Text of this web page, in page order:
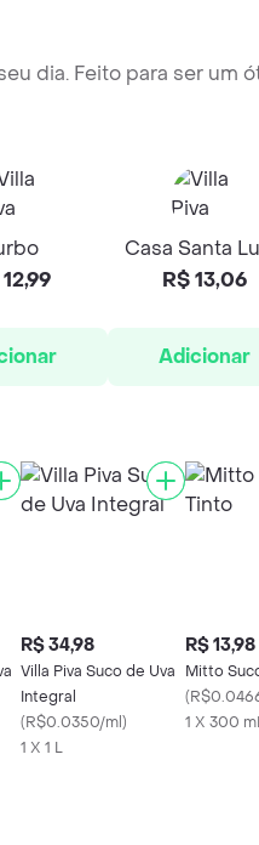
dia. Feito para ser um
Casa Santa
R$ 13,06
Adicionar
R$ 34,98
Villa Piva Suco de Uva
Integral
(R$0.0350/ml)
1 X 1 L
R$ 13,98
Mitto
(
1 X 300